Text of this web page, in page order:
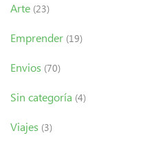
Arte (23)
Emprender (19)
Envios (70)
Sin categoría (4)
Viajes (3)